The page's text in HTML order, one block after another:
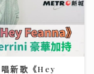
新歌《Hey